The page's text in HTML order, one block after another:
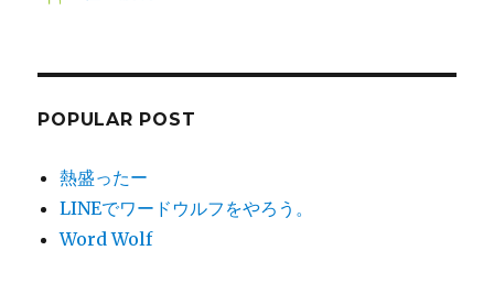
POPULAR POST
熱盛ったー
LINEでワードウルフをやろう。
Word Wolf